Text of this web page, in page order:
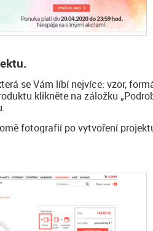
se Vám líbí nejvíce: vzor,
klikněte na záložku
fotografií po vytvoření